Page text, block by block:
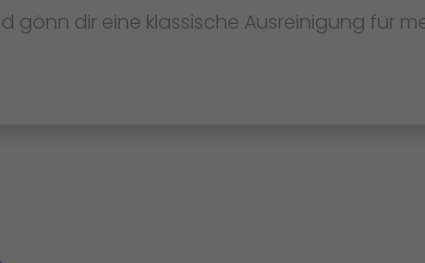
gönn dir eine klassische Ausreinigung für